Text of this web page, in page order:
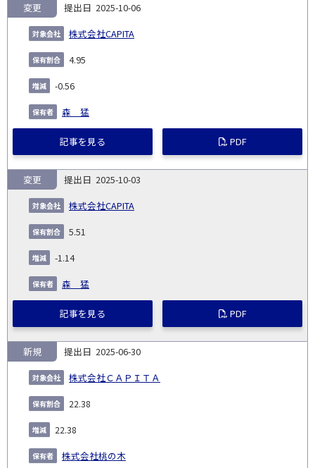
2025-10-06
株式会社CAPITA
変更
4.95
-0.56
森 猛
記事を見る PDF
2025-10-03
株式会社CAPITA
変更
5.51
-1.14
森 猛
記事を見る PDF
2025-06-30
株式会社ＣＡＰＩＴＡ
新規
22.38
22.38
株式会社桃の木